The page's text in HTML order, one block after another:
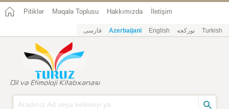
Pitiklər Məqalə Toplusu Hakkımızda İletişim
فارسی Azerbaijani English تورکجه Turkish